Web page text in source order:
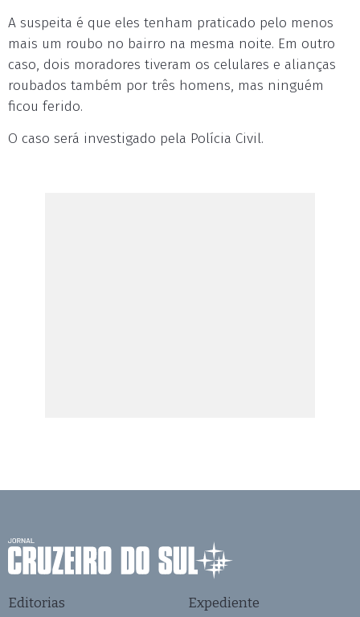
A suspeita é que eles tenham praticado pelo menos
mais um roubo no bairro na mesma noite. Em outro
caso, dois moradores tiveram os celulares e alianças
roubados também por três homens, mas ninguém
ficou ferido.
O caso será investigado pela Polícia Civil.
Editorias Expediente